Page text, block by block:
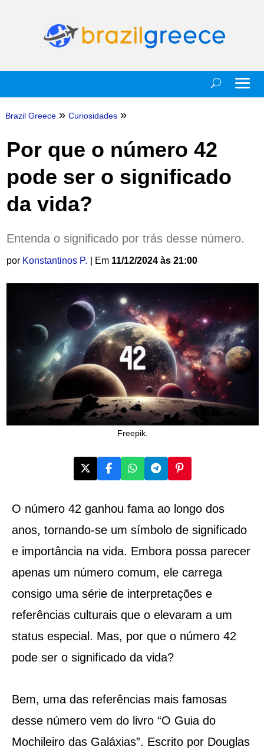
Brazil Greece » Curiosidades »
Por que o número 42
pode ser o significado
da vida?
Entenda o significado por trás desse número.
por Konstantinos P. | Em 11/12/2024 às 21:00
Freepik.
O número 42 ganhou fama ao longo dos
anos, tornando-se um símbolo de significado
e importância na vida. Embora possa parecer
apenas um número comum, ele carrega
consigo uma série de interpretações e
referências culturais que o elevaram a um
status especial. Mas, por que o número 42
pode ser o significado da vida?
Bem, uma das referências mais famosas
desse número vem do livro “O Guia do
Mochileiro das Galáxias”. Escrito por Douglas